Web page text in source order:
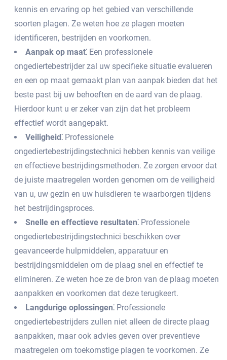
kennis en ervaring op het gebied van verschillende
soorten plagen.​ Ze weten hoe ze plagen moeten
identificeren, bestrijden en voorkomen.​
Aanpak op maat⁚ Een professionele
ongediertebestrijder zal uw specifieke situatie evalueren
en een op maat gemaakt plan van aanpak bieden dat het
beste past bij uw behoeften en de aard van de plaag.​
Hierdoor kunt u er zeker van zijn dat het probleem
effectief wordt aangepakt.
Veiligheid⁚ Professionele
ongediertebestrijdingstechnici hebben kennis van veilige
en effectieve bestrijdingsmethoden. Ze zorgen ervoor dat
de juiste maatregelen worden genomen om de veiligheid
van u, uw gezin en uw huisdieren te waarborgen tijdens
het bestrijdingsproces.​
Snelle en effectieve resultaten⁚ Professionele
ongediertebestrijdingstechnici beschikken over
geavanceerde hulpmiddelen, apparatuur en
bestrijdingsmiddelen om de plaag snel en effectief te
elimineren. Ze weten hoe ze de bron van de plaag moeten
aanpakken en voorkomen dat deze terugkeert.​
Langdurige oplossingen⁚ Professionele
ongediertebestrijders zullen niet alleen de directe plaag
aanpakken, maar ook advies geven over preventieve
maatregelen om toekomstige plagen te voorkomen.​ Ze